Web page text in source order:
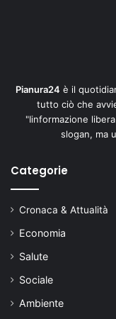
Pianura24 è il
tutto ciò che
"Iinformazione
slogan, ma
Categorie
Cronaca & Attualità
Economia
Salute
Sociale
Ambiente